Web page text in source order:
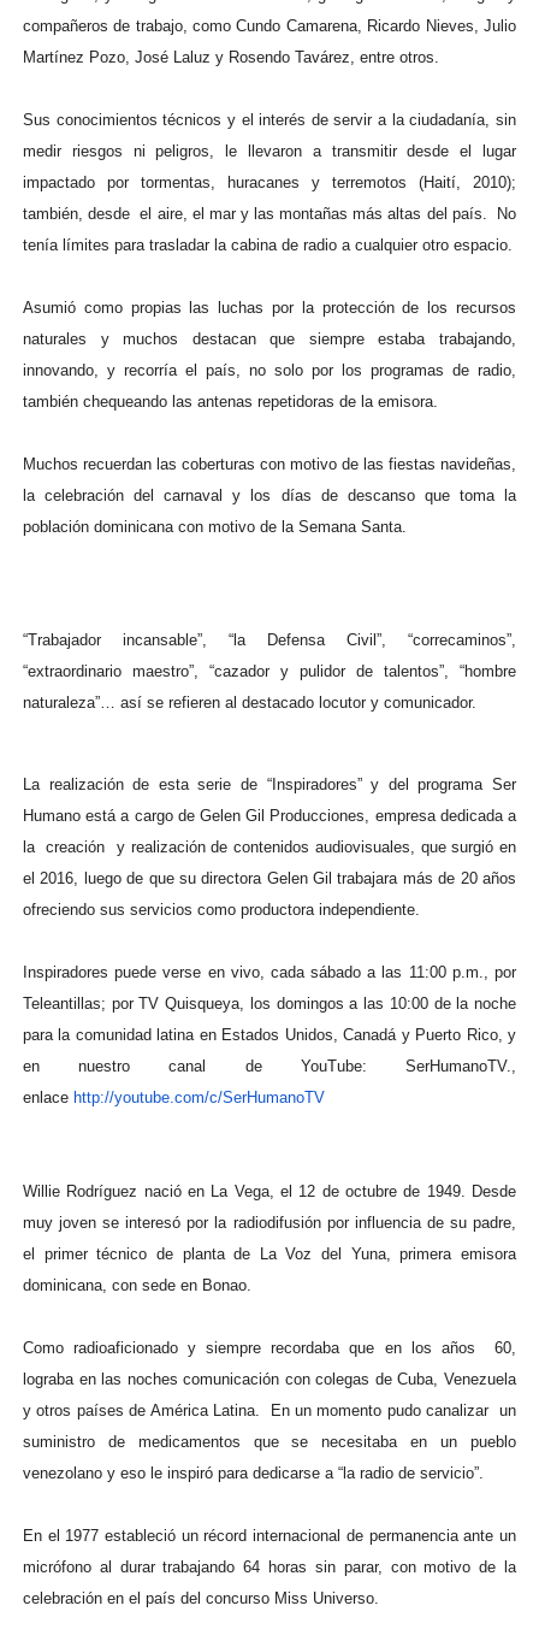
compañeros de trabajo, como Cundo Camarena, Ricardo Nieves, Julio
Martínez Pozo, José Laluz y Rosendo Tavárez, entre otros.
Sus conocimientos técnicos y el interés de servir a la ciudadanía, sin
medir riesgos ni peligros, le llevaron a transmitir desde el lugar
impactado por tormentas, huracanes y terremotos (Haití, 2010);
también, desde el aire, el mar y las montañas más altas del país. No
tenía límites para trasladar la cabina de radio a cualquier otro espacio.
Asumió como propias las luchas por la protección de los recursos
naturales y muchos destacan que siempre estaba trabajando,
innovando, y recorría el país, no solo por los programas de radio,
también chequeando las antenas repetidoras de la emisora.
Muchos recuerdan las coberturas con motivo de las fiestas navideñas,
la celebración del carnaval y los días de descanso que toma la
población dominicana con motivo de la Semana Santa.
“Trabajador incansable”, “la Defensa Civil”, “correcaminos”,
“extraordinario maestro”, “cazador y pulidor de talentos”, “hombre
naturaleza”… así se refieren al destacado locutor y comunicador.
La realización de esta serie de “Inspiradores” y del programa Ser
Humano está a cargo de Gelen Gil Producciones, empresa dedicada a
la creación y realización de contenidos audiovisuales, que surgió en
el 2016, luego de que su directora Gelen Gil trabajara más de 20 años
ofreciendo sus servicios como productora independiente.
Inspiradores puede verse en vivo, cada sábado a las 11:00 p.m., por
Teleantillas; por TV Quisqueya, los domingos a las 10:00 de la noche
para la comunidad latina en Estados Unidos, Canadá y Puerto Rico, y
en nuestro canal de YouTube: SerHumanoTV.,
enlace http://youtube.com/c/SerHumanoTV
Willie Rodríguez nació en La Vega, el 12 de octubre de 1949. Desde
muy joven se interesó por la radiodifusión por influencia de su padre,
el primer técnico de planta de La Voz del Yuna, primera emisora
dominicana, con sede en Bonao.
Como radioaficionado y siempre recordaba que en los años 60,
lograba en las noches comunicación con colegas de Cuba, Venezuela
y otros países de América Latina. En un momento pudo canalizar un
suministro de medicamentos que se necesitaba en un pueblo
venezolano y eso le inspiró para dedicarse a “la radio de servicio”.
En el 1977 estableció un récord internacional de permanencia ante un
micrófono al durar trabajando 64 horas sin parar, con motivo de la
celebración en el país del concurso Miss Universo.